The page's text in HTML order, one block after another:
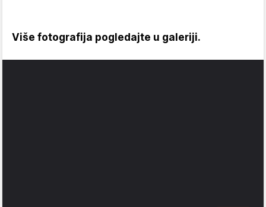
Više fotografija pogledajte u galeriji.